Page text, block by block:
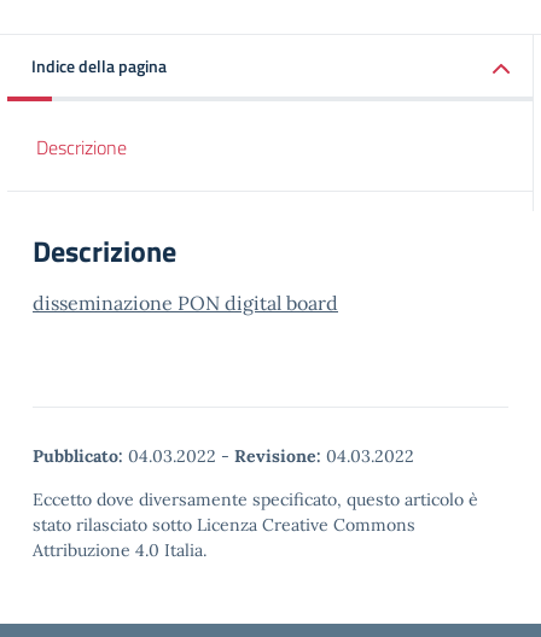
Indice della pagina
Descrizione
Descrizione
disseminazione PON digital board
Pubblicato: 04.03.2022 - Revisione: 04.03.2022
Eccetto dove diversamente specificato, questo articolo è
stato rilasciato sotto Licenza Creative Commons
Attribuzione 4.0 Italia.